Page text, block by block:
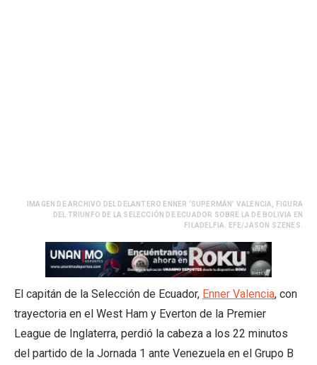
IMAGEN DE ARCHIVO DEL DELANTERO ENNER ‘SUPERMÁN’ VALENCIA, FIGURA
DEL TRIUNFO DE LA SELECCIÓN DE ECUADOR SOBRE LA DE BOLIVIA EN
FILADELFIA. EFE/JASON SZENES.
El capitán de la Selección de Ecuador, Enner Valencia, con
trayectoria en el West Ham y Everton de la Premier
League de Inglaterra, perdió la cabeza a los 22 minutos
del partido de la Jornada 1 ante Venezuela en el Grupo B